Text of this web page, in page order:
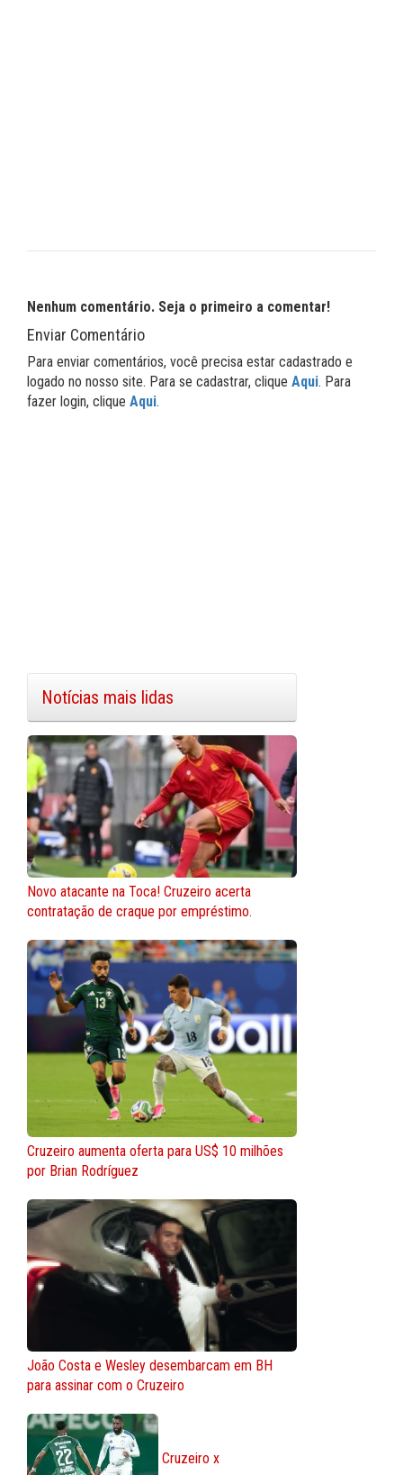
Nenhum comentário. Seja o primeiro a comentar!
Enviar Comentário
Para enviar comentários, você precisa estar cadastrado e
logado no nosso site. Para se cadastrar, clique Aqui. Para
fazer login, clique Aqui.
Notícias mais lidas
Novo atacante na Toca! Cruzeiro acerta
contratação de craque por empréstimo.
Cruzeiro aumenta oferta para US$ 10 milhões
por Brian Rodríguez
João Costa e Wesley desembarcam em BH
para assinar com o Cruzeiro
Cruzeiro x